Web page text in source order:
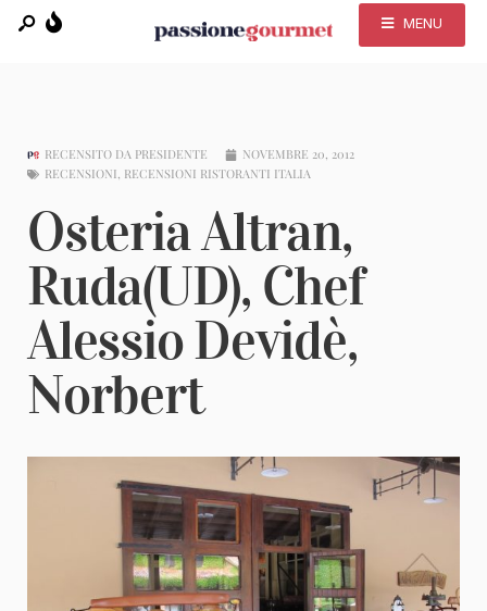
MENU
RECENSITO DA PRESIDENTE
NOVEMBRE 20, 2012
RECENSIONI, RECENSIONI RISTORANTI ITALIA
Osteria Altran,
Ruda(UD), Chef
Alessio Devidè,
Norbert